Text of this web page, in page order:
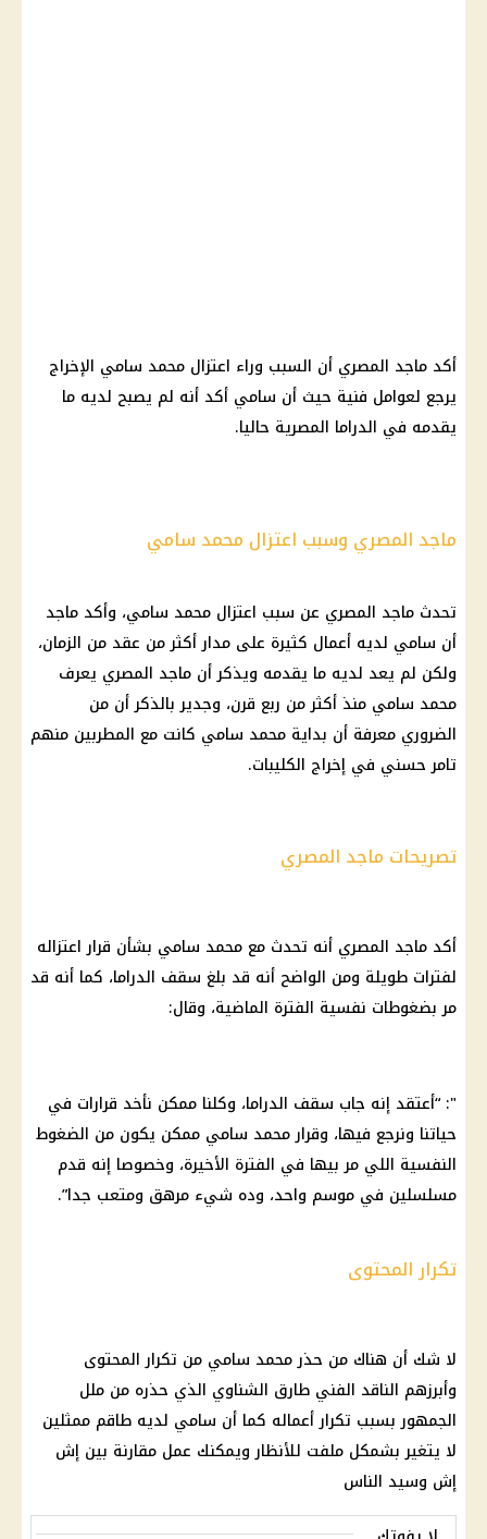
أكد ماجد المصري أن السبب وراء اعتزال محمد سامي الإخراج
يرجع لعوامل فنية حيث أن سامي أكد أنه لم يصبح لديه ما
يقدمه في الدراما المصرية حاليا.
ماجد المصري وسبب اعتزال محمد سامي
تحدث ماجد المصري عن سبب اعتزال محمد سامي، وأكد ماجد
أن سامي لديه أعمال كثيرة على مدار أكثر من عقد من الزمان،
ولكن لم يعد لديه ما يقدمه ويذكر أن ماجد المصري يعرف
محمد سامي منذ أكثر من ربع قرن، وجدير بالذكر أن من
الضروري معرفة أن بداية محمد سامي كانت مع المطربين منهم
تامر حسني في إخراج الكليبات.
تصريحات ماجد المصري
أكد ماجد المصري أنه تحدث مع محمد سامي بشأن قراراعتزاله
لفترات طويلة ومن الواضح أنه قد بلغ سقف الدراما، كما أنه قد
مر بضغوطات نفسية الفترة الماضية، وقال:
": “أعتقد إنه جاب سقف الدراما، وكلنا ممكن نأخد قرارات في
حياتنا ونرجع فيها، وقرار محمد سامي ممكن يكون من الضغوط
النفسية اللي مر بيها في الفترة الأخيرة، وخصوصا إنه قدم
مسلسلين في موسم واحد، وده شيء مرهق ومتعب جدا”.
تكرار المحتوى
لا شك أن هناك من حذر محمد سامي من تكرار المحتوى
وأبرزهم الناقد الفني طارق الشناوي الذي حذره من ملل
الجمهور بسبب تكرار أعماله كما أن سامي لديه طاقم ممثلين
لا يتغير بشمكل ملفت للأنظار ويمكنك عمل مقارنة بين إش
إش وسيد الناس